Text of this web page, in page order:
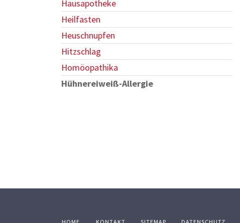
Hausapotheke
Heilfasten
Heuschnupfen
Hitzschlag
Homöopathika
Hühnereiweiß-Allergie